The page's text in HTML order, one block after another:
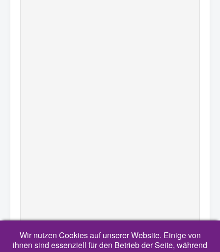
Wir nutzen Cookies auf unserer Website. Einige von
ihnen sind essenziell für den Betrieb der Seite, während